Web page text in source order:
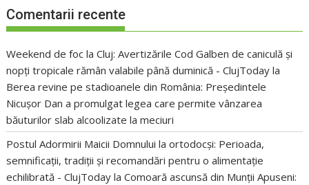
Comentarii recente
Weekend de foc la Cluj: Avertizările Cod Galben de caniculă și
nopți tropicale rămân valabile până duminică - ClujToday la
Berea revine pe stadioanele din România: Președintele
Nicușor Dan a promulgat legea care permite vânzarea
băuturilor slab alcoolizate la meciuri
Postul Adormirii Maicii Domnului la ortodocși: Perioada,
semnificații, tradiții și recomandări pentru o alimentație
echilibrată - ClujToday laComoară ascunsă din Munții Apuseni: